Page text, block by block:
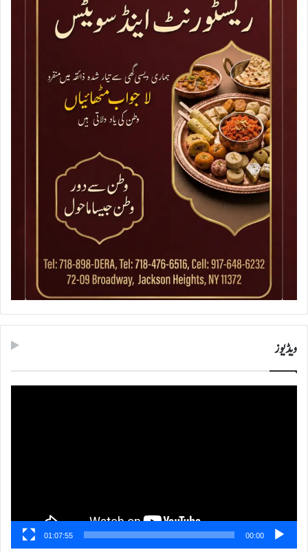
ویڈیوز
00:00
01:07:55